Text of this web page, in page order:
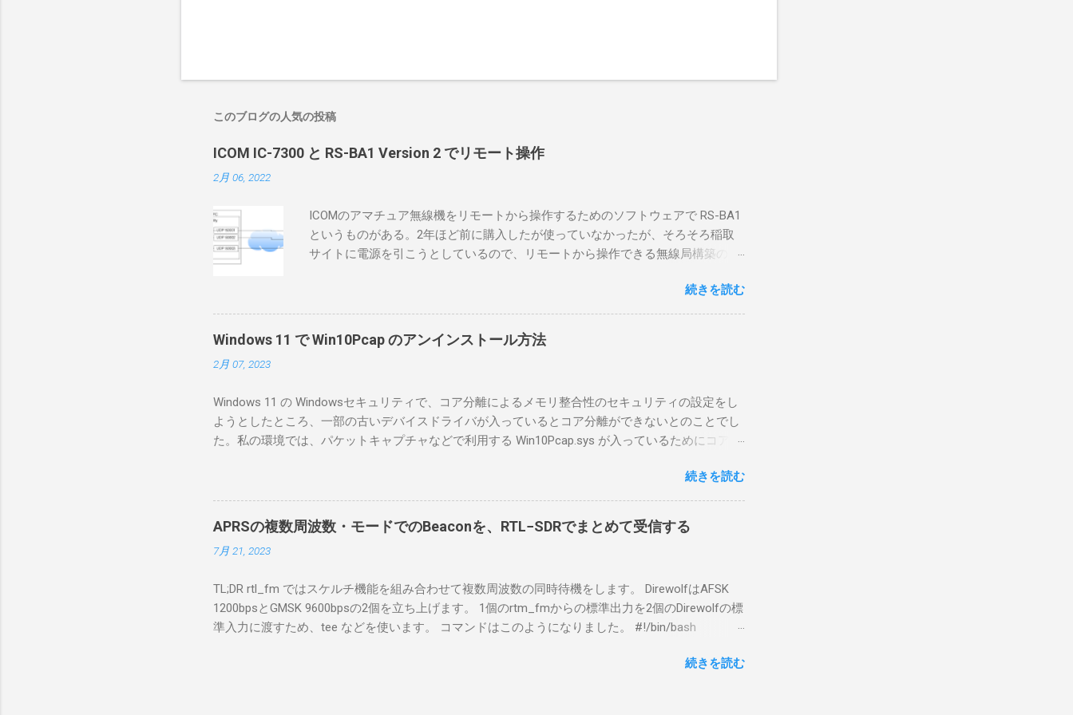
このブログの人気の投稿
ICOM IC-7300 と RS-BA1 Version 2 でリモート操作
2月 06, 2022
ICOMのアマチュア無線機をリモートから操作するためのソフトウェアで RS-BA1
というものがある。2年ほど前に購入したが使っていなかったが、そろそろ稲取
サイトに電源を引こうとしているので、リモートから操作できる無線局構築のた
ろうと思ったのだが、ちっともそんなに簡単につながらなかった。ということ
で、ハマリポイントを明示しながら、私なりの解説を書いてみる。 基本的な構成
RS-BA1を使う場合は、下記のこれらものが必要である ICOMの無線機。 今回は私
が持っているIC-7300を使う。 無線機側(サーバ側) のWindows PC。 今回はちょ
が少ないかなと思って。 操作側 (クライアント側) の Windows PC。 今回は手元
にあるマウスコンピュータのWindows 11が入ったPC 操作側で音声を使った交信
を行うならば、相応なマイクなど。 そして、リモート操作を行うソフトウェアで
私の理解した無線機からサーバPC、クライアントPCまでの流れはこの様になっ
ている。 無線機内では、USB Hubの先にUSB SerialとUSB Audio がつながってい
る。USB Serialは無線機のマイコンとつながり、CI-Vでのコマンドが交換でき
をUDP 50001で交換できるようになっており、USB SerialなどのSerial portで送受
信するCI-Vの内容はUDP 50002で交換でき、USB Audioからの音声データはUDP
50003で送受信している。 利用者側のクライアントPCでは、Remote UtilityとRS-
BA1 Remote Controlの2つのアプリで仕事を分担するようになっている。 クライ
続きを読む
Windows 11 で Win10Pcap のアンインストール方法
2月 07, 2023
Windows 11 の Windowsセキュリティで、コア分離によるメモリ整合性のセキュリティの設定をし
ようとしたところ、一部の古いデバイスドライバが入っているとコア分離ができないとのことでし
た。私の環境では、パケットキャプチャなどで利用する Win10Pcap.sys が入っているためにコア分
ンストールできなかったので、どのように実行すればよいのか調べながら実施しました。結論とし
ては pnputil というコマンドを用いればよかったです。 まずは管理者権限でTerminalを実行しま
す。 Windows terminal をインストールした環境でしたので、PowerShellが起動しました。 適当
なファイルに、現在インストールされているドライバを書き出す。 pnputil /enum-drivers > inf.txt #
上記のファイルから win10pcap を探し出す notepad.exe inf.txt 下記のよう場所があったので、ここ
バイダー名: Win10Pcap Native x64 クラス名: NetTrans クラス GUID: {4d36e975-e325-11ce-bfc1-
08002be10318} ドライバー バージョン: 10/08/2015 10.2.0.5002 署名者名: Microsoft Windows
Hardware Compatibility Publisher 今回の場合は oem131.inf が win10pcap に該当するので、これを削
続きを読む
APRSの複数周波数・モードでのBeaconを、RTL−SDRでまとめて受信する
7月 21, 2023
TL;DR rtl_fm ではスケルチ機能を組み合わせて複数周波数の同時待機をします。 DirewolfはAFSK
1200bpsとGMSK 9600bpsの2個を立ち上げます。 1個のrtm_fmからの標準出力を2個のDirewolfの標
準入力に渡すため、tee などを使います。 コマンドはこのようになりました。 #!/bin/bash
f 431.04M -p 36 -s 48000 -l 20 - | \ tee >(direwolf -c "$direwolf_conf" -r 48000 -D 1 -t 0 -B 1200 - |
続きを読む